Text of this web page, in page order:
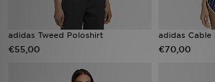
adidas Tweed Poloshirt
€55,00
adidas Cable
€70,00
Download de app